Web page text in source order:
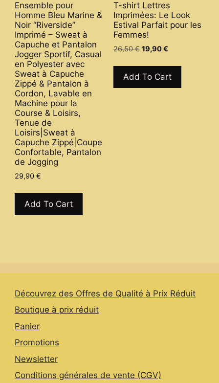
the
product
page
chosen
on
Ensemble pour
Homme Bleu Marine &
Noir “Riverside”
Imprimé – Sweat à
Capuche et Pantalon
Jogger Sportif, Casual
en Polyester avec
Sweat à Capuche
Zippé & Pantalon à
Cordon, Lavable en
Machine pour la
Course & Loisirs,
Tenue de
Loisirs|Sweat à
Capuche Zippé|Coupe
Confortable, Pantalon
de Jogging
29,90 €
Add To Cart
has
may
be
chosen
on
T-shirt Lettres
Imprimées: Le Look
Estival Parfait pour les
Femmes!
26,50€ Original
was:
26,50 €.
19,90€Current
is:
19,90 €.
Add To Cart
has
Découvrez des Offres de Qualité à Prix Réduit
Boutique à prix réduit
Panier
Promotions
Newsletter
Conditions générales de vente (CGV)